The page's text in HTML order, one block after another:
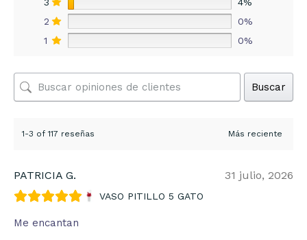
3
4%
2
0%
1
0%
Buscar
1-3 of 117 reseñas
PATRICIA G. 31 julio, 2026
VASO PITILLO 5 GATO
Me encantan